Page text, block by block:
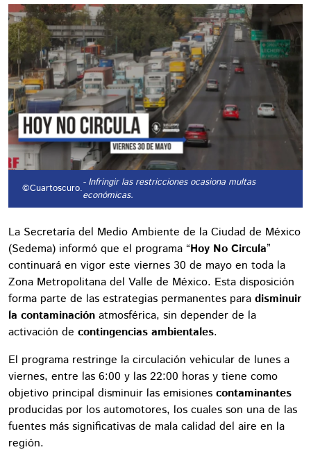
©Cuartoscuro.- Infringir las restricciones ocasiona multas
económicas.
La Secretaría del Medio Ambiente de la Ciudad de México
(Sedema) informó que el programa “Hoy No Circula”
continuará en vigor este viernes 30 de mayo en toda la
Zona Metropolitana del Valle de México. Esta disposición
forma parte de las estrategias permanentes para disminuir
la contaminación atmosférica, sin depender de la
activación de contingencias ambientales.
El programa restringe la circulación vehicular de lunes a
viernes, entre las 6:00 y las 22:00 horas y tiene como
objetivo principal disminuir las emisiones contaminantes
producidas por los automotores, los cuales son una de las
fuentes más significativas de mala calidad del aire en la
región.